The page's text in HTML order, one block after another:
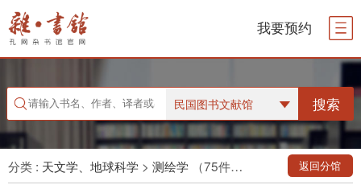
我要预约
民国图书文献馆 搜索
分类 : 天文学、地球科学 > 测绘学 （75件藏品） 返回分馆